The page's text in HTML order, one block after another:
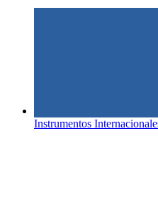
Instrumentos